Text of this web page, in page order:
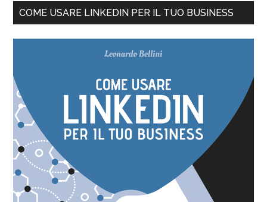
COME USARE LINKEDIN PER IL TUO BUSINESS